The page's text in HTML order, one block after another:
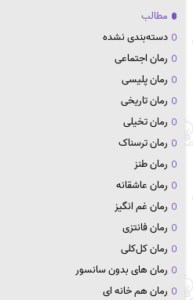
مطالب
دسته‌بندی نشده
رمان اجتماعی
رمان پلیسی
رمان تاریخی
رمان تخیلی
رمان ترسناک
رمان طنز
رمان عاشقانه
رمان غم انگیز
رمان فانتزی
رمان کل‌کلی
رمان های بدون سانسور
رمان هم خانه ای